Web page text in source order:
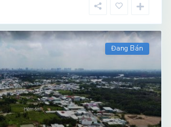
Đang Bán